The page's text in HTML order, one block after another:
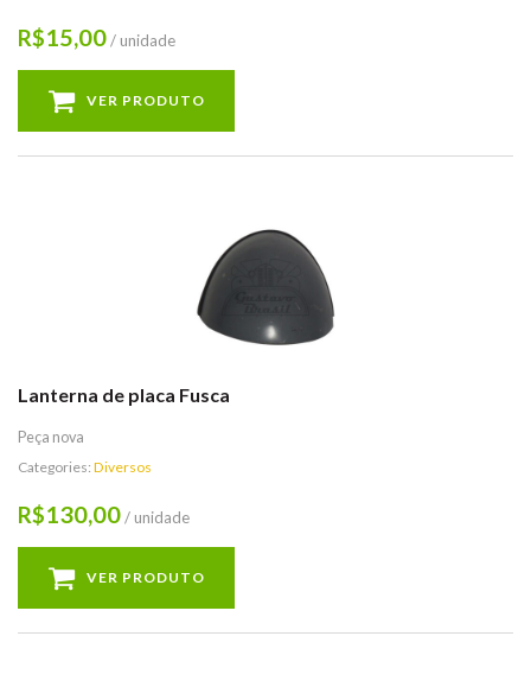
R$15,00/ unidade
VER PRODUTO
Lanterna de placa Fusca
Peça nova
Categories: Diversos
R$130,00/ unidade
VER PRODUTO